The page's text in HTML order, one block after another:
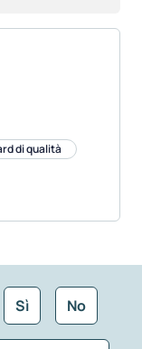
di qualità
Sì No